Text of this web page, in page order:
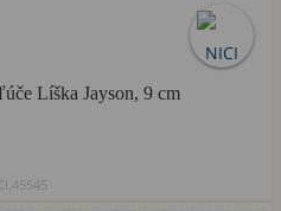
Líška Jayson, 9 cm